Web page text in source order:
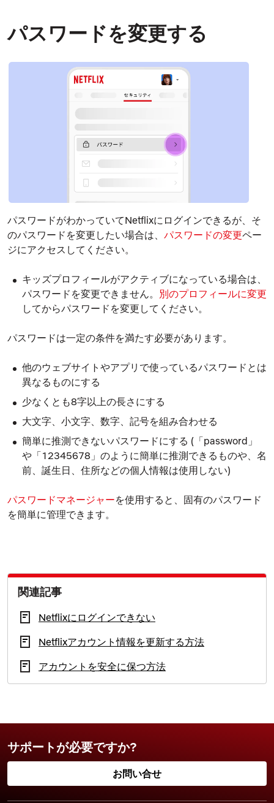
パスワードを変更する
パスワードがわかっていてNetflixにログインできるが、そ
のパスワードを変更したい場合は、 パスワードの変更ペー
ジにアクセスしてください。
キッズプロフィールがアクティブになっている場合は、
パスワードを変更できません。 別のプロフィールに変更
してからパスワードを変更してください。
パスワードは一定の条件を満たす必要があります。
他のウェブサイトやアプリで使っているパスワードとは
異なるものにする
少なくとも8字以上の長さにする
大文字、小文字、数字、記号を組み合わせる
簡単に推測できないパスワードにする (「password」
や「12345678」のように簡単に推測できるものや、名
前、誕生日、住所などの個人情報は使用しない)
パスワードマネージャーを使用すると、固有のパスワード
を簡単に管理できます。
関連記事
Netflixにログインできない
Netflixアカウント情報を更新する方法
アカウントを安全に保つ方法
サポートが必要ですか?
お問い合せ